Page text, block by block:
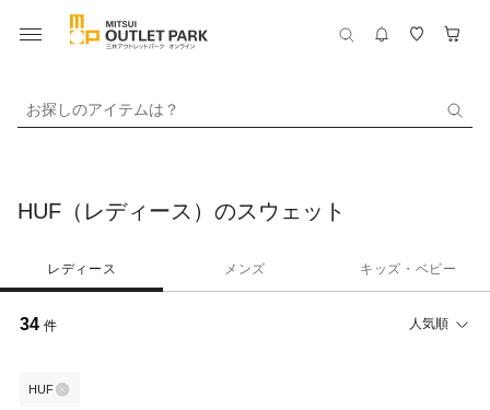
お探しのアイテムは？
HUF（レディース）のスウェット
レディース メンズ キッズ・ベビー
34 件 人気順
HUF